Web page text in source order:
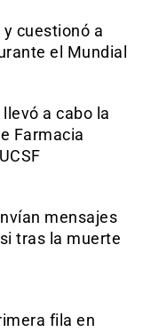
cuestionó a
el Mundial
a cabo la
Farmacia
mensajes
tras la muerte
fila en